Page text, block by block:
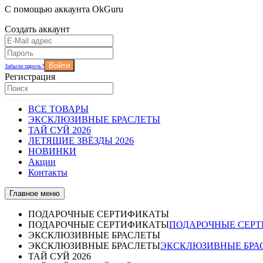
С помощью аккаунта OkGuru
Создать аккаунт
Забыли пароль? Войти
Регистрация
ВСЕ ТОВАРЫ
ЭКСКЛЮЗИВНЫЕ БРАСЛЕТЫ
ТАЙ СУЙ 2026
ЛЕТЯЩИЕ ЗВЁЗДЫ 2026
НОВИНКИ
Акции
Контакты
Главное меню
ПОДАРОЧНЫЕ СЕРТИФИКАТЫ
ПОДАРОЧНЫЕ СЕРТИФИКАТЫПОДАРОЧНЫЕ
ЭКСКЛЮЗИВНЫЕ БРАСЛЕТЫ
ЭКСКЛЮЗИВНЫЕ БРАСЛЕТЫЭКСКЛЮЗИВНЫЕ
ТАЙ СУЙ 2026